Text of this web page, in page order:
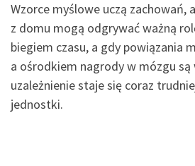
Wzorce myślowe uczą zachowań,
z domu mogą odgrywać ważną
biegiem czasu, a gdy powiązania
a ośrodkiem nagrody w mózgu są
uzależnienie staje się coraz
jednostki.